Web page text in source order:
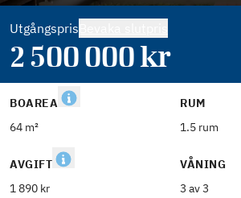
Utgångspris
2 500 000kr
BOAREA
64 m²
RUM
1.5 rum
AVGIFT
1 890 kr
VÅNING
3 av 3